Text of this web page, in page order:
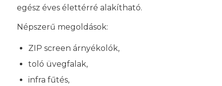
egész éves élettérré alakítható.
Népszerű megoldások:
ZIP screen árnyékolók,
toló üvegfalak,
infra fűtés,